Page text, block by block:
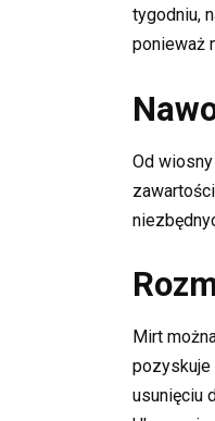
tygodniu,
ponieważ
Od
Mirt
pozyskuje
usunięciu